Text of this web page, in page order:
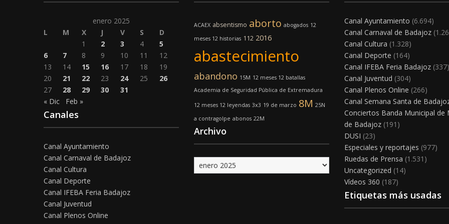
enero 2025
L
M X J V S
D
1
2 3 4
5
6
7 8 9 10 11
12
13
14 15 16 17 18
19
20
21 22 23 24 25
26
27
28 29 30
31
« Dic
Feb »
Canales
Canal Ayuntamiento
Canal Carnaval de Badajoz
Canal Cultura
Canal Deporte
Canal IFEBA Feria Badajoz
Canal Juventud
Canal Plenos Online
ACAEX absentismo aborto abogados 12
meses 12 historias 112 2016
abastecimiento
abandono 15M 12 meses 12 batallas
Academia de Seguridad Pública de Extremadura
12 meses 12 leyendas 3x3 19 de marzo 8M 25N
a contragolpe abonos 22M
Archivo
Archivo
Canal Ayuntamiento (6.694)
Canal Carnaval de Badajoz
Canal Cultura (1.328)
Canal Deporte (164)
Canal IFEBA Feria Badajoz (337)
Canal Juventud (304)
Canal Plenos Online (266)
Canal Semana Santa de
Conciertos Banda Municipal de
de Badajoz (191)
DUSI (23)
Especiales y reportajes (977)
Ruedas de Prensa (1.531)
Uncategorized (14)
Vídeos 360 (187)
Etiquetas más usadas